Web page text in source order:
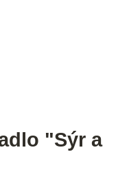
"Sýr a